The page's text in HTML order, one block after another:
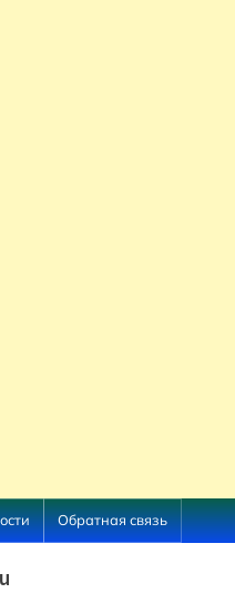
Обратная связь